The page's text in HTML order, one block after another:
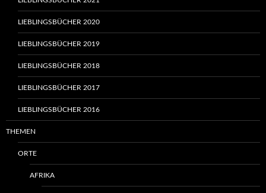
LIEBLINGSBÜCHER 2020
LIEBLINGSBÜCHER 2019
LIEBLINGSBÜCHER 2018
LIEBLINGSBÜCHER 2017
LIEBLINGSBÜCHER 2016
THEMEN
ORTE
AFRIKA